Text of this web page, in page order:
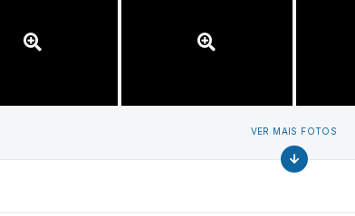
VER MAIS FOTOS